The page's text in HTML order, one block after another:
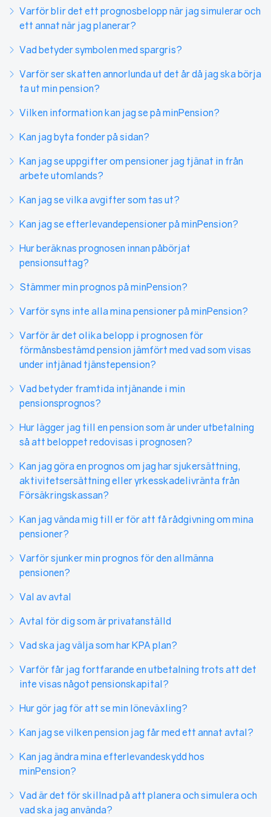
Varför blir det ett prognosbelopp när jag simulerar och
ett annat när jag planerar?
Vad betyder symbolen med spargris?
Varför ser skatten annorlunda ut det år då jag ska börja
ta ut min pension?
Vilken information kan jag se på minPension?
Kan jag byta fonder på sidan?
Kan jag se uppgifter om pensioner jag tjänat in från
arbete utomlands?
Kan jag se vilka avgifter som tas ut?
Kan jag se efterlevandepensioner på minPension?
Hur beräknas prognosen innan påbörjat
pensionsuttag?
Stämmer min prognos på minPension?
Varför syns inte alla mina pensioner på minPension?
Varför är det olika belopp i prognosen för
förmånsbestämd pension jämfört med vad som visas
under intjänad tjänstepension?
Vad betyder framtida intjänande i min
pensionsprognos?
Hur lägger jag till en pension som är under utbetalning
så att beloppet redovisas i prognosen?
Kan jag göra en prognos om jag har sjukersättning,
aktivitetsersättning eller yrkesskadelivränta från
Försäkringskassan?
Kan jag vända mig till er för att få rådgivning om mina
pensioner?
Varför sjunker min prognos för den allmänna
pensionen?
Val av avtal
Avtal för dig som är privatanställd
Vad ska jag välja som har KPA plan?
Varför får jag fortfarande en utbetalning trots att det
inte visas något pensionskapital?
Hur gör jag för att se min löneväxling?
Kan jag se vilken pension jag får med ett annat avtal?
Kan jag ändra mina efterlevandeskydd hos
minPension?
Vad är det för skillnad på att planera och simulera och
vad ska jag använda?